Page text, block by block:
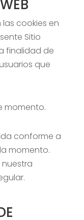
cookies en
Sitio
finalidad de
que
momento.
conforme a
momento.